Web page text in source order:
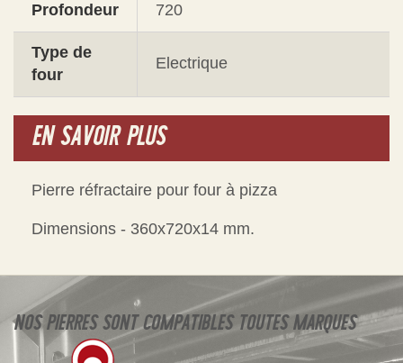
Profondeur 720
Type de
four
Electrique
EN SAVOIR PLUS
Pierre réfractaire pour four à pizza
Dimensions - 360x720x14 mm.
NOS PIERRES SONT COMPATIBLES TOUTES MARQUES